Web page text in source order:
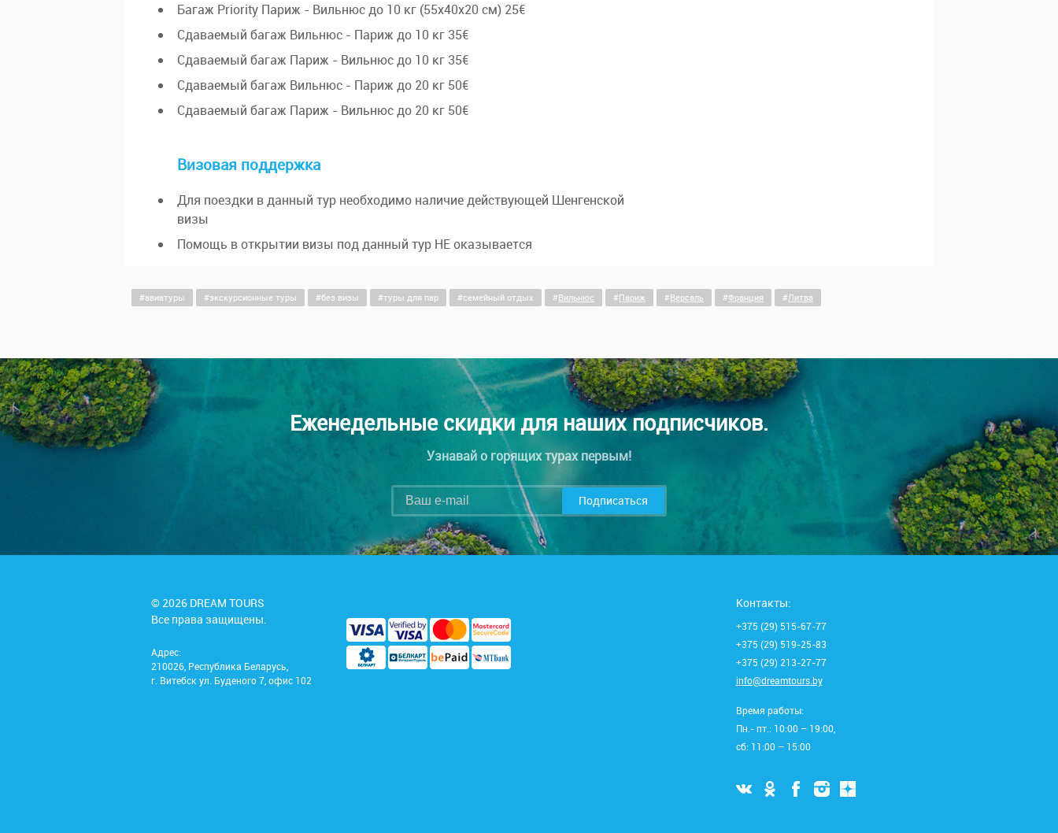
Багаж Priority Париж - Вильнюс до 10 кг (55x40x20 cм) 25€
Сдаваемый багаж Вильнюс - Париж до 10 кг 35€
Сдаваемый багаж Париж - Вильнюс до 10 кг 35€
Сдаваемый багаж Вильнюс - Париж до 20 кг 50€
Сдаваемый багаж Париж - Вильнюс до 20 кг 50€
Визовая поддержка
Для поездки в данный тур необходимо наличие действующей Шенгенской
визы
Помощь в открытии визы под данный тур НЕ оказывается
авиатуры экскурсионные туры без визы туры для пар семейный отдых Вильнюс Париж Версаль Франция Литва
Еженедельные скидки для наших подписчиков.
Узнавай о горящих турах первым!
Подписаться
© 2026 DREAM TOURS
Все права защищены.
Адрес:
210026, Республика Беларусь,
г. Витебск ул. Буденого 7, офис 102
Контакты:
+375 (29) 515-67-77
+375 (29) 519-25-83
+375 (29) 213-27-77
info@dreamtours.by
Время работы:
Пн.- пт.: 10:00 – 19:00,
сб: 11:00 – 15:00